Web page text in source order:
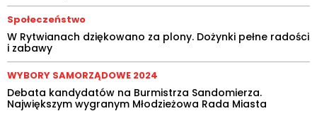
Społeczeństwo
W Rytwianach dziękowano za plony. Dożynki pełne radości
i zabawy
WYBORY SAMORZĄDOWE 2024
Debata kandydatów na Burmistrza Sandomierza.
Największym wygranym Młodzieżowa Rada Miasta